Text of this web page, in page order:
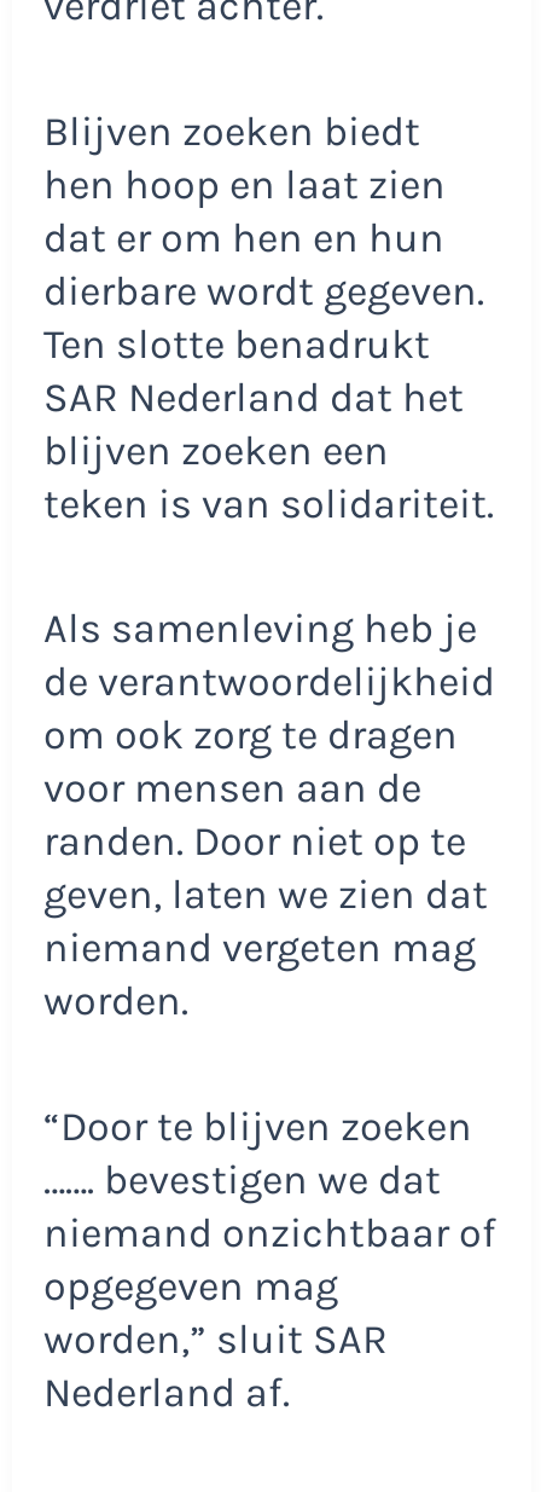
Blijven zoeken biedt
hen hoop en laat zien
dat er om hen en hun
dierbare wordt gegeven.
Ten slotte benadrukt
SAR Nederland dat het
blijven zoeken een
teken is van solidariteit.
Als samenleving heb je
de verantwoordelijkheid
om ook zorg te dragen
voor mensen aan de
randen. Door niet op te
geven, laten we zien dat
niemand vergeten mag
worden.
“Door te blijven zoeken
……. bevestigen we dat
niemand onzichtbaar of
opgegeven mag
worden,” sluit SAR
Nederland af.